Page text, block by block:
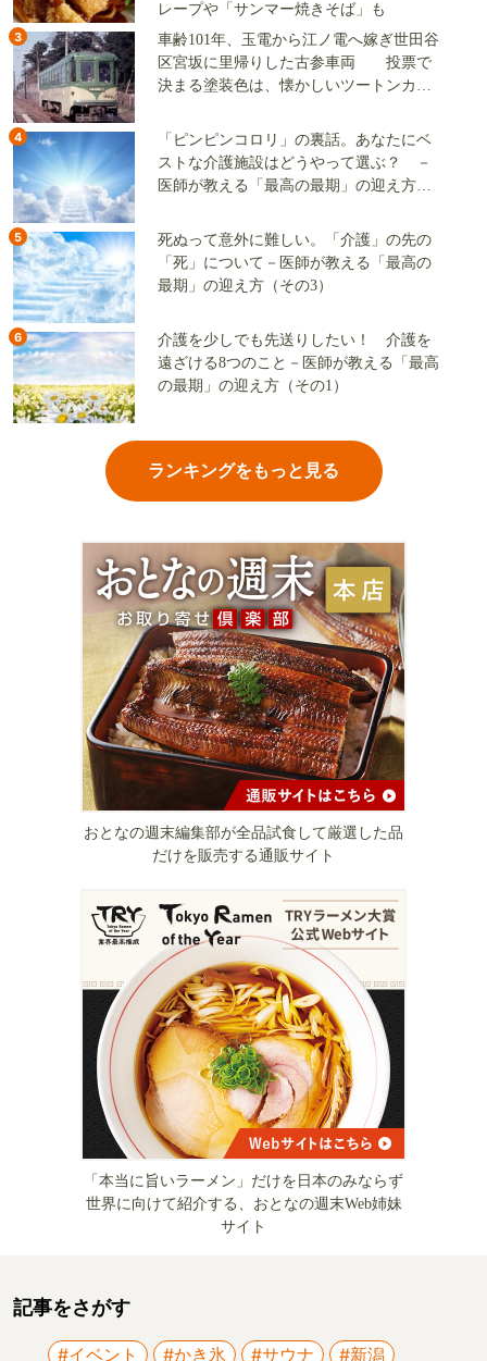
レープや「サンマー焼きそば」も
3
車齢101年、玉電から江ノ電へ嫁ぎ世田谷
区宮坂に里帰りした古参車両 投票で
決まる塗装色は、懐かしいツートンカラ
4
「ピンピンコロリ」の裏話。あなたにベ
ストな介護施設はどうやって選ぶ？ －
医師が教える「最高の最期」の迎え方
5
死ぬって意外に難しい。「介護」の先の
「死」について－医師が教える「最高の
最期」の迎え方（その3）
6
介護を少しでも先送りしたい！ 介護を
遠ざける8つのこと－医師が教える「最高
の最期」の迎え方（その1）
ランキングをもっと見る
おとなの週末編集部が全品試食して厳選した品
だけを販売する通販サイト
「本当に旨いラーメン」だけを日本のみならず
世界に向けて紹介する、おとなの週末Web姉妹
サイト
記事をさがす
#イベント #かき氷 #サウナ #新潟